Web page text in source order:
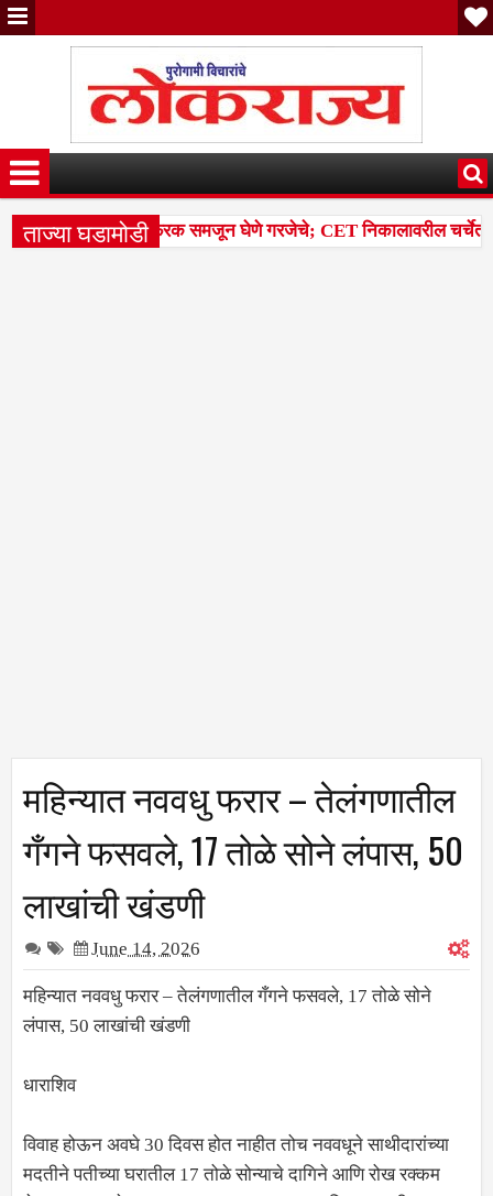
ताज्या घडामोडी
आणि पर्सेंटाइलचा फरक समजून घेणे गरजेचे; CET निकालावरील चर्चेत
महिन्यात नववधु फरार – तेलंगणातील
गँगने फसवले, 17 तोळे सोने लंपास, 50
लाखांची खंडणी
June 14, 2026
महिन्यात नववधु फरार – तेलंगणातील गँगने फसवले, 17 तोळे सोने
लंपास, 50 लाखांची खंडणी
धाराशिव
विवाह होऊन अवघे 30 दिवस होत नाहीत तोच नववधूने साथीदारांच्या
मदतीने पतीच्या घरातील 17 तोळे सोन्याचे दागिने आणि रोख रक्कम